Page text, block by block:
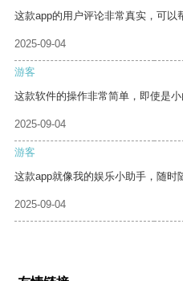
这款app的用户评论非常真实，可以
2025-09-04
游客
这款软件的操作非常简单，即使是小
2025-09-04
游客
这款app就像我的娱乐小助手，随时
2025-09-04